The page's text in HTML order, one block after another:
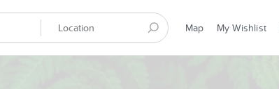
Map My Wishlist